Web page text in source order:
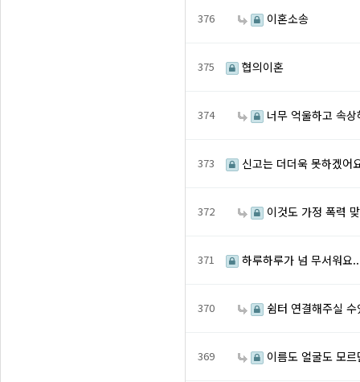
376 이혼소송
375 협의이혼
374 너무 억울하고 속
373 신고는 더더욱 못하겠어
372 이것도 가정 폭력
371 하루하루가 넘 무서워요
370 쉼터 연결해주실
369 이름도 얼굴도 모